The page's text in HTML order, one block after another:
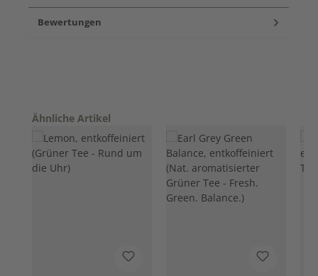
Bewertungen
Produktgalerie überspringen
Ähnliche Artikel